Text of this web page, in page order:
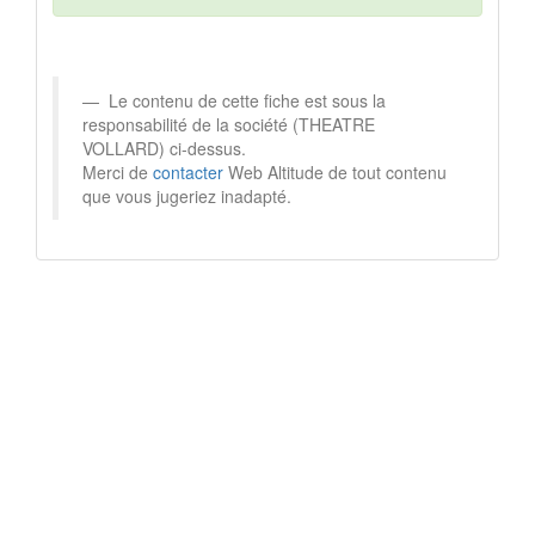
Le contenu de cette fiche est sous la
responsabilité de la société (THEATRE
VOLLARD) ci-dessus.
Merci de contacter Web Altitude de tout contenu
que vous jugeriez inadapté.